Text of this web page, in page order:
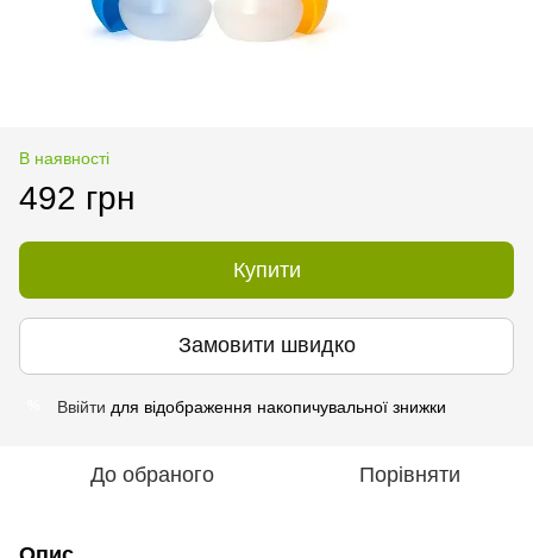
В наявності
492 грн
Купити
Замовити швидко
Ввійти для відображення накопичувальної знижки
До обраного Порівняти